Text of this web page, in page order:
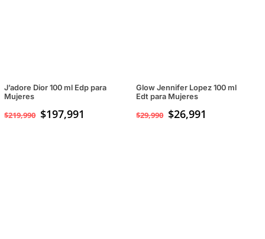
J’adore Dior 100 ml Edp para
Mujeres
$219,990 $197,991
Glow Jennifer Lopez 100 ml
Edt para Mujeres
$29,990 $26,991